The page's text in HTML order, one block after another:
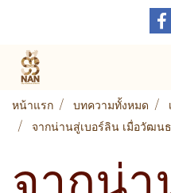
หน้าแรก บทความทั้งหมด
จากน่านสู่เบอร์ลิน เมื่อวัฒน